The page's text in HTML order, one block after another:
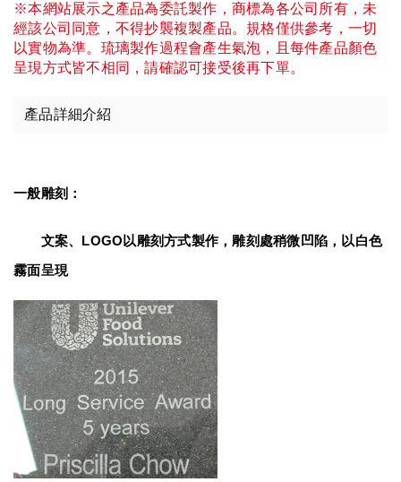
※本網站展示之產品為委託製作，商標為各公司所有，未
經該公司同意，不得抄襲複製產品。規格僅供參考，一切
以實物為準。琉璃製作過程會產生氣泡，且每件產品顏色
呈現方式皆不相同，請確認可接受後再下單。
產品詳細介紹
一般雕刻：
文案、LOGO以雕刻方式製作，雕刻處稍微凹陷，以白色
霧面呈現